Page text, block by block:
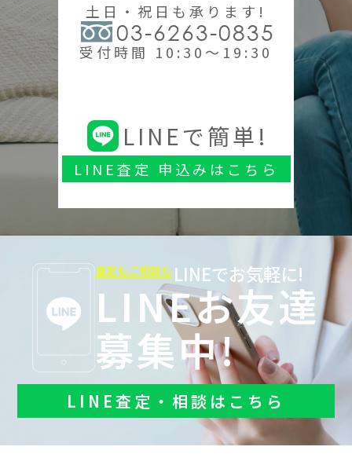
土日・祝日も承ります!
03-6263-0835
受付時間 10:30～19:30
LINEで簡単!
LINE査定 申込みはこちら
査定もご相談も LINEでお気軽に!
LINEお友達
募集中!
LINE査定・相談はこちら